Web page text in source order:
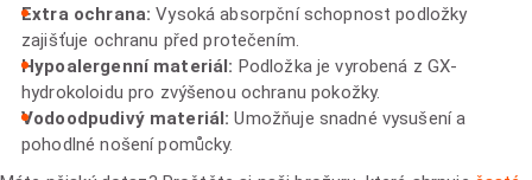
Extra ochrana: Vysoká absorpční schopnost podložky
zajišťuje ochranu před protečením.
Hypoalergenní materiál: Podložka je vyrobená z GX-
hydrokoloidu pro zvýšenou ochranu pokožky.
Vodoodpudivý materiál:Umožňuje snadné vysušení a
pohodlné nošení pomůcky.